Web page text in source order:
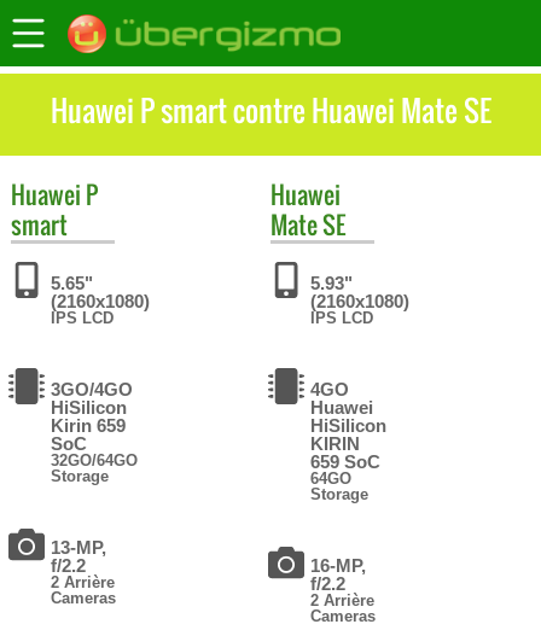
Huawei P smart contre Huawei Mate SE
Huawei P
smart
5.65"
(2160x1080)
IPS LCD
3GO/4GO
HiSilicon
Kirin 659
SoC
32GO/64GO
Storage
13-MP,
f/2.2
2 Arrière
Cameras
Huawei
Mate SE
5.93"
(2160x1080)
IPS LCD
4GO
Huawei
HiSilicon
KIRIN
659 SoC
64GO
Storage
16-MP,
f/2.2
2 Arrière
Cameras